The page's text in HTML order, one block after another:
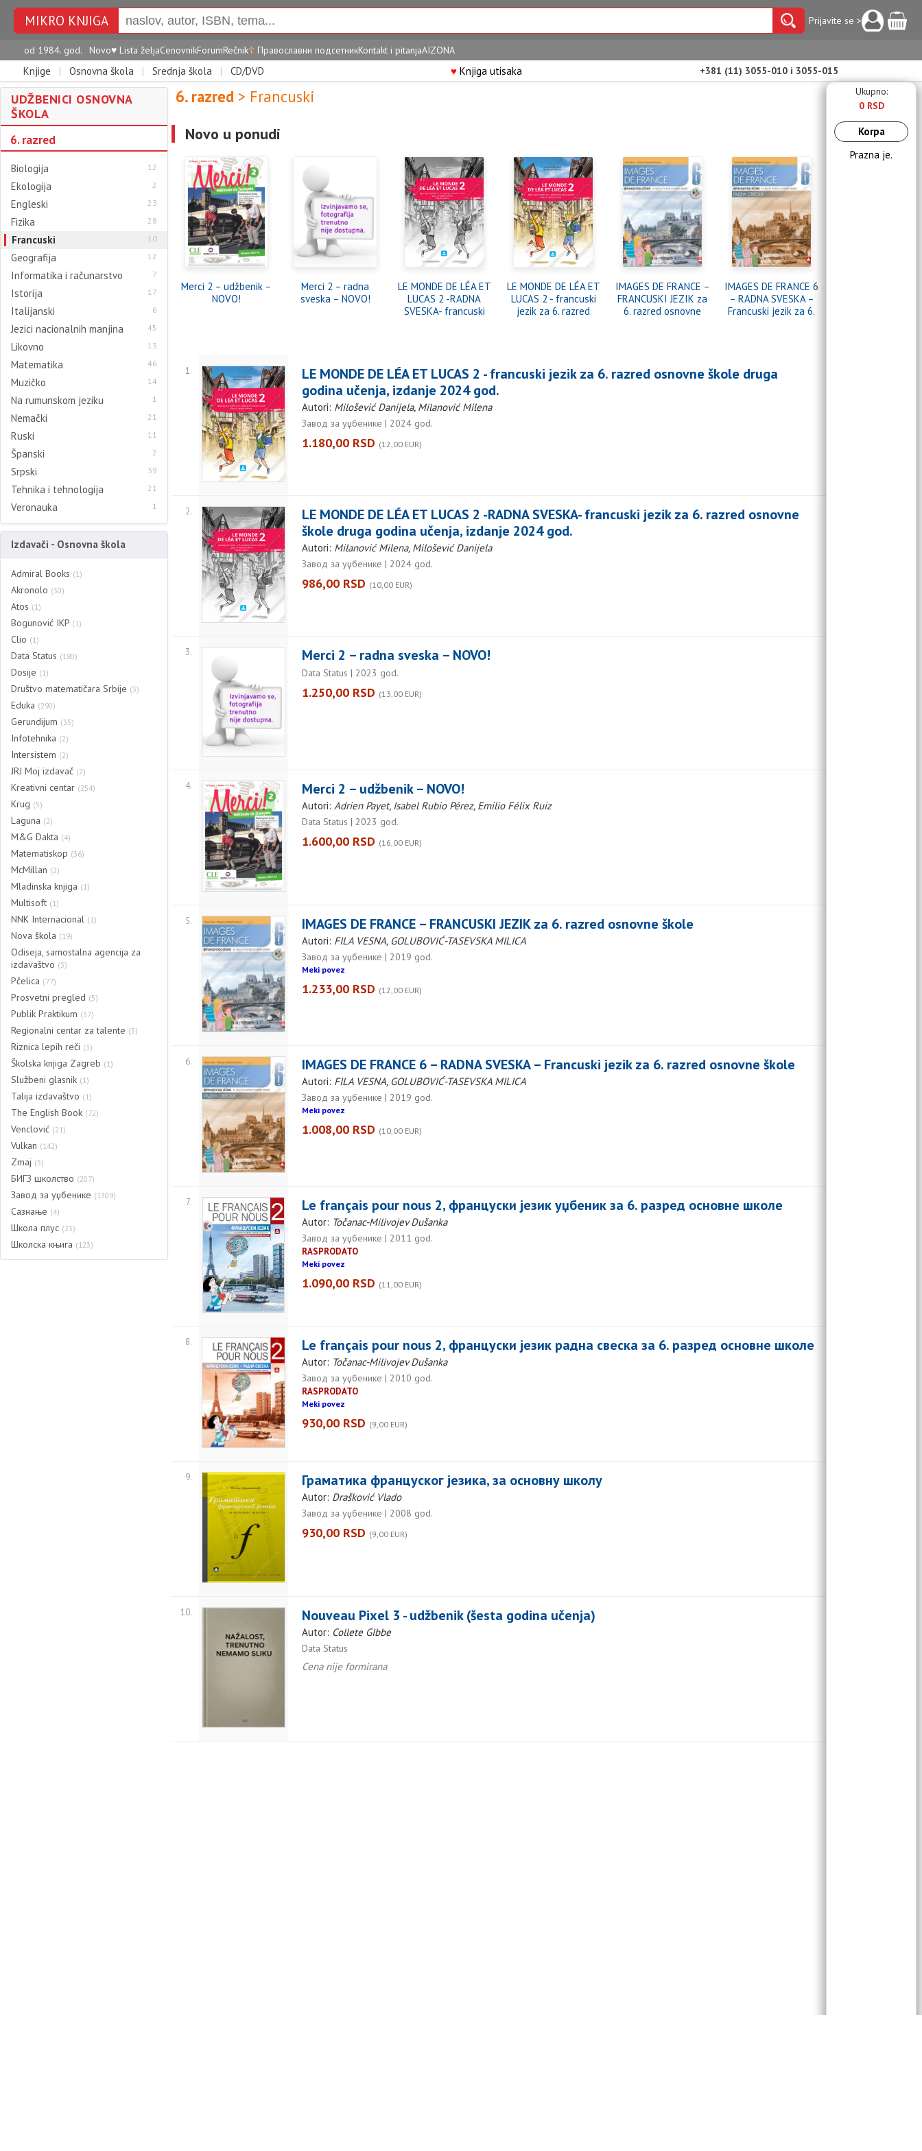
MIKRO KNJIGA Prijavite se >
od 1984. god. Novo♥ Lista željaCenovnikForumRečnik☦ Православни подсетникKontakt i pitanjaAIZONA
Knjige | Osnovna škola | Srednja škola | CD/DVD ♥Knjiga utisaka +381 (11) 3055-010 i 3055-015
UDŽBENICI OSNOVNA
ŠKOLA
6. razred
Biologija 12
Ekologija 2
Engleski 23
Fizika 28
Francuski 10
Geografija 12
Informatika i računarstvo 7
Istorija 17
Italijanski 6
Jezici nacionalnih manjina 45
Likovno 13
Matematika 46
Muzičko 14
Na rumunskom jeziku 1
Nemački 21
Ruski 11
Španski 2
Srpski 39
Tehnika i tehnologija 21
Veronauka 1
Izdavači - Osnovna škola
Admiral Books (1)
Akronolo (30)
Atos (1)
Bogunović IKP (1)
Clio (1)
Data Status (180)
Dosije (1)
Društvo matematičara Srbije (3)
Eduka (290)
Gerundijum (35)
Infotehnika (2)
Intersistem (2)
JRJ Moj izdavač (2)
Kreativni centar (254)
Krug (5)
Laguna (2)
M&G Dakta (4)
Matematiskop (36)
McMillan (2)
Mladinska knjiga (1)
Multisoft (1)
NNK Internacional (1)
Nova škola (19)
Odiseja, samostalna agencija za
izdavaštvo (3)
Pčelica (77)
Prosvetni pregled (5)
Publik Praktikum (37)
Regionalni centar za talente (3)
Riznica lepih reči (3)
Školska knjiga Zagreb (1)
Službeni glasnik (1)
Talija izdavaštvo (1)
The English Book (72)
Venclović (21)
Vulkan (142)
Zmaj (5)
БИГЗ школство (207)
Завод за уџбенике (1309)
Сазнање (4)
Школа плус (23)
Школска књига (123)
6. razred > Francuski
Novo u ponudi
Merci 2 – udžbenik –
NOVO!
Merci 2 – radna
sveska – NOVO!
LE MONDE DE LÉA ET
LUCAS 2 -RADNA
SVESKA- francuski
LE MONDE DE LÉA ET
LUCAS 2 - francuski
jezik za 6. razred
IMAGES DE FRANCE –
FRANCUSKI JEZIK za
6. razred osnovne
IMAGES DE FRANCE 6
– RADNA SVESKA –
Francuski jezik za 6.
1.
LE MONDE DE LÉA ET LUCAS 2 - francuski jezik za 6. razred osnovne škole druga
godina učenja, izdanje 2024 god.
Autori: Milošević Danijela, Milanović Milena
Завод за уџбенике | 2024 god.
1.180,00 RSD (12,00 EUR)
2.
LE MONDE DE LÉA ET LUCAS 2 -RADNA SVESKA- francuski jezik za 6. razred osnovne
škole druga godina učenja, izdanje 2024 god.
Autori: Milanović Milena, Milošević Danijela
Завод за уџбенике | 2024 god.
986,00 RSD (10,00 EUR)
3. Merci 2 – radna sveska – NOVO!
Data Status | 2023 god.
1.250,00 RSD (13,00 EUR)
4. Merci 2 – udžbenik – NOVO!
Autori: Adrien Payet, Isabel Rubio Pérez, Emilio Félix Ruiz
Data Status | 2023 god.
1.600,00 RSD (16,00 EUR)
5. IMAGES DE FRANCE – FRANCUSKI JEZIK za 6. razred osnovne škole
Autori: FILA VESNA, GOLUBOVIĆ-TASEVSKA MILICA
Завод за уџбенике | 2019 god.
Meki povez
1.233,00 RSD (12,00 EUR)
6. IMAGES DE FRANCE 6 – RADNA SVESKA – Francuski jezik za 6. razred osnovne škole
Autori: FILA VESNA, GOLUBOVIĆ-TASEVSKA MILICA
Завод за уџбенике | 2019 god.
Meki povez
1.008,00 RSD (10,00 EUR)
7. Le français pour nous 2, француски језик уџбеник за 6. разред основне школе
Autor: Točanac-Мilivojev Dušanka
Завод за уџбенике | 2011 god.
RASPRODATO
Meki povez
1.090,00 RSD (11,00 EUR)
8. Le français pour nous 2, француски језик радна свеска за 6. разред основне школе
Autor: Točanac-Milivojev Dušanka
Завод за уџбенике | 2010 god.
RASPRODATO
Meki povez
930,00 RSD (9,00 EUR)
9. Граматика француског језика, за основну школу
Autor: Drašković Vlado
Завод за уџбенике | 2008 god.
930,00 RSD (9,00 EUR)
10. Nouveau Pixel 3 - udžbenik (šesta godina učenja)
Autor: Collete GIbbe
Data Status
Cena nije formirana
Ukupno:
0 RSD
Korpa
Prazna je.